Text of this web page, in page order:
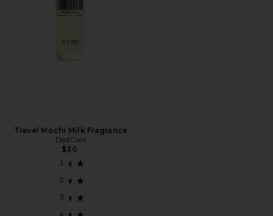
Travel Mochi Milk Fragrance
DedCool
$30